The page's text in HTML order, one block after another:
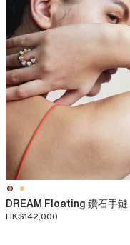
DREAM Floating 鑽石手鏈
HK$142,000